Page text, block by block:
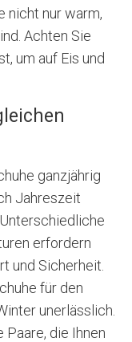
nicht nur warm,
Achten Sie
um auf Eis und
ganzjährig
Jahreszeit
erfordern
und Sicherheit.
für den
unerlässlich.
die Ihnen